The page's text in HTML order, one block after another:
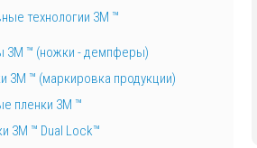
технологии 3М ™
3М ™ (ножки - демпферы)
3М ™ (маркировка продукции)
пленки 3М ™
3М ™ Dual Lock™